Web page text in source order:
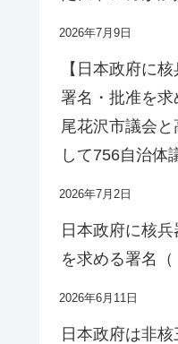
2026年7月9日
【日本政府に
署名・批准を
尾花沢市議会
して756自治体
2026年7月2日
日本政府に核
を求める署名（
2026年6月11日
日本政府は非